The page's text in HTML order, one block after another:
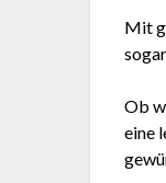
Mit
Ob
eine